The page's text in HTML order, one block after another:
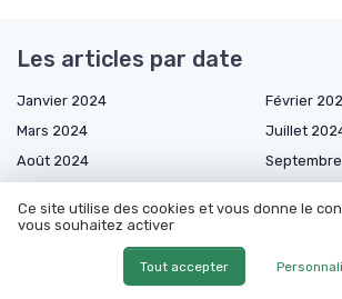
Les articles par date
Janvier 2024
Février
Mars 2024
Juillet
Août 2024
Janvier 2025
Ce site utilise des cookies et vous donne le
vous souhaitez activer
Tout accepter